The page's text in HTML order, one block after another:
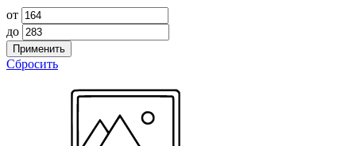
от
до
Применить
Сбросить